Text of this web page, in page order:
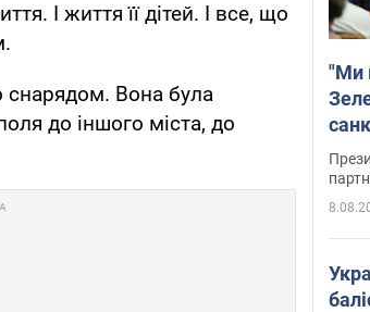
І життя її дітей. І все, що
Вона була
до іншого міста, до
"Ми